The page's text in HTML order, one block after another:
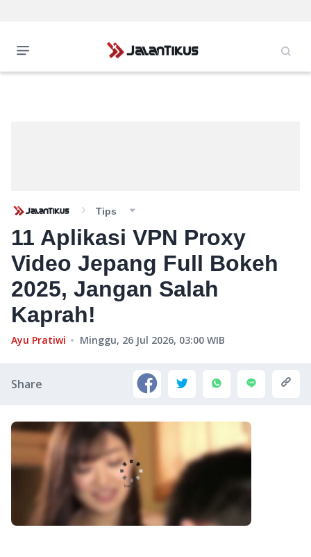
Tips
11 Aplikasi VPN Proxy
Video Jepang Full Bokeh
2025, Jangan Salah
Kaprah!
Ayu Pratiwi Minggu, 26 Jul 2026, 03:00 WIB
Share